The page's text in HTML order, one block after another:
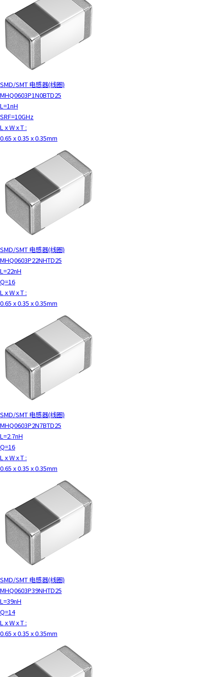
SMD/SMT 电感器(线圈)
MHQ0603P1N0BTD25
L=1nH
SRF=10GHz
L x W x T :
0.65 x 0.35 x 0.35mm
SMD/SMT 电感器(线圈)
MHQ0603P22NHTD25
L=22nH
Q=16
L x W x T :
0.65 x 0.35 x 0.35mm
SMD/SMT 电感器(线圈)
MHQ0603P2N7BTD25
L=2.7nH
Q=16
L x W x T :
0.65 x 0.35 x 0.35mm
SMD/SMT 电感器(线圈)
MHQ0603P39NHTD25
L=39nH
Q=14
L x W x T :
0.65 x 0.35 x 0.35mm